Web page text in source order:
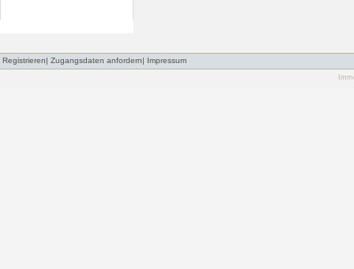
Registrieren| Zugangsdaten anfordern| Impressum